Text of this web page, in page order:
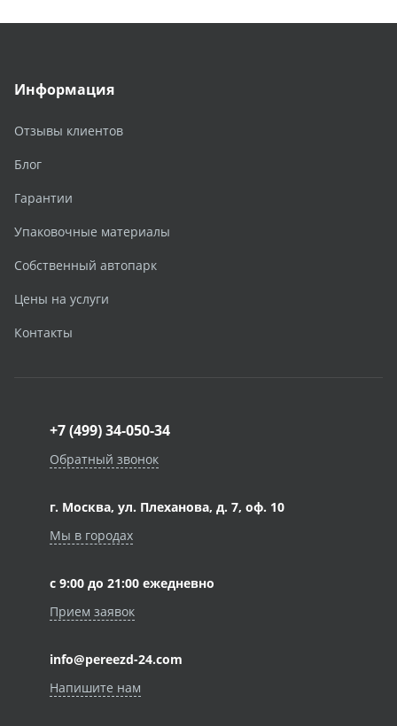
Информация
Отзывы клиентов
Блог
Гарантии
Упаковочные материалы
Собственный автопарк
Цены на услуги
Контакты
+7 (499) 34-050-34
Обратный звонок
г. Москва, ул. Плеханова, д. 7, оф. 10
Мы в городах
с 9:00 до 21:00 ежедневно
Прием заявок
info@pereezd-24.com
Напишите нам